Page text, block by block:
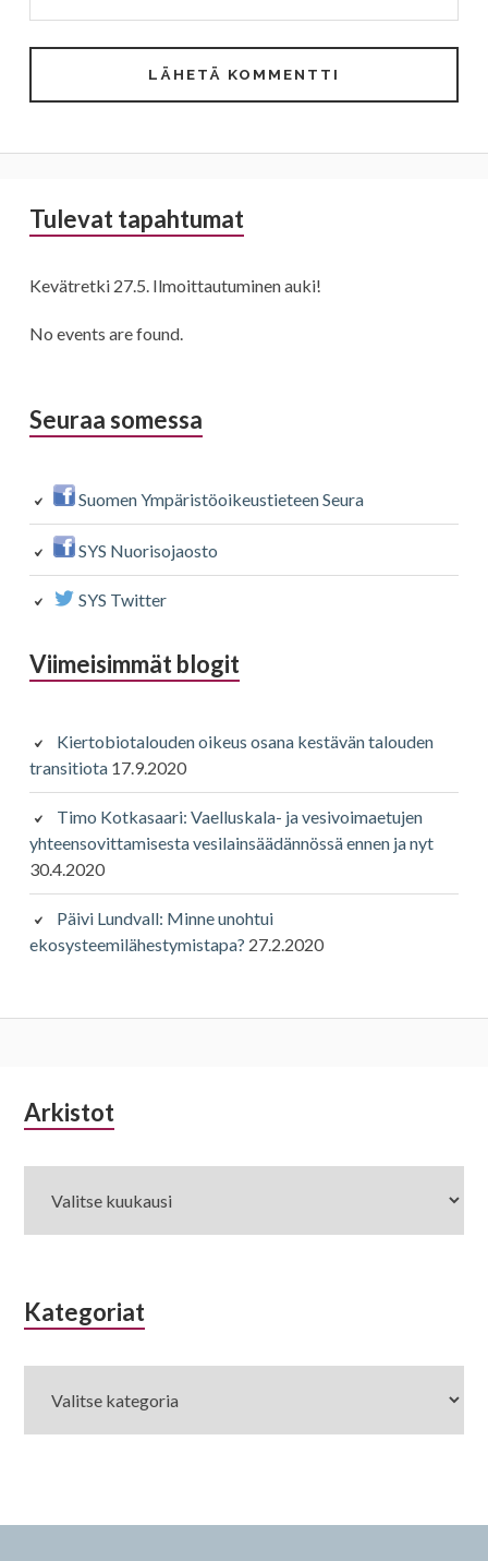
Sivupalkki
Tulevat tapahtumat
Kevätretki 27.5. Ilmoittautuminen auki!
No events are found.
Seuraa somessa
Suomen Ympäristöoikeustieteen Seura
SYS Nuorisojaosto
SYS Twitter
Viimeisimmät blogit
Kiertobiotalouden oikeus osana kestävän talouden
transitiota 17.9.2020
Timo Kotkasaari: Vaelluskala- ja vesivoimaetujen
yhteensovittamisesta vesilainsäädännössä ennen ja nyt
30.4.2020
Päivi Lundvall: Minne unohtui
ekosysteemilähestymistapa? 27.2.2020
Alapalkin
Arkistot
Kategoriat